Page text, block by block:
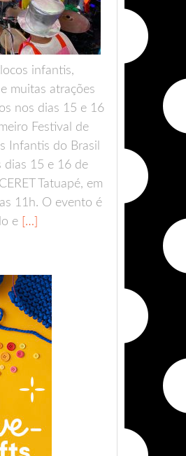
infantis,
muitas atrações
nos dias 15 e 16
Festival de
Infantis do Brasil
dias 15 e 16 de
Tatuapé, em
11h. O evento é
e […]